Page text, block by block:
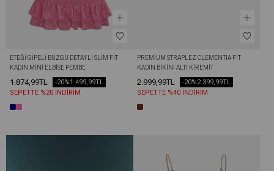
ETEĞI GIPELI BÜZGÜ DETAYLI SLIM FIT
KADIN MINI ELBISE PEMBE
1.874,99TL 1.499,99TL
-20%
SEPETTE %20 İNDİRİM
PREMIUM STRAPLEZ CLEMENTIA FIT
KADIN BIKINI ALTI KIREMIT
2.999,99TL 2.399,99TL
-20%
SEPETTE %40 İNDİRİM